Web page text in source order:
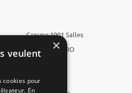
Groupe 1001 Salles
1001 Salles PRO
1001 Traiteurs
1001 Artistes
×
veulent
cookies pour
En